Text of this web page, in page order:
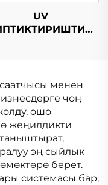
UV
ЧЕКТИРУУ
МЕМБРАНАСЫ
менен
чоң
ошо
жеңилдикти
эң сыйлык
берет.
системасы бар,